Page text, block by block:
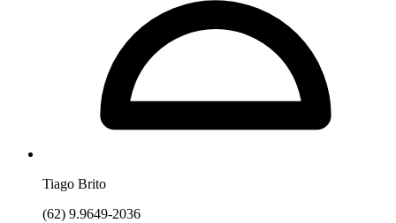
Tiago Brito
(62) 9.9649-2036